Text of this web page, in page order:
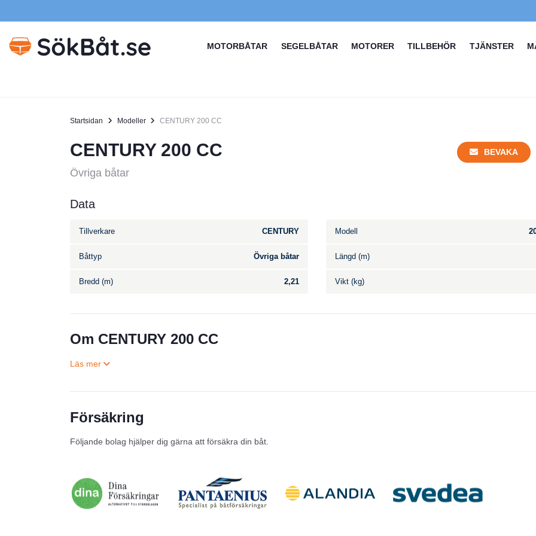
MOTORBÅTAR SEGELBÅTAR MOTORER TILLBEHÖR TJÄNSTER
Startsidan Modeller CENTURY 200 CC
CENTURY 200 CC
Övriga båtar
BEVAKA
Data
Tillverkare CENTURY Modell
Båttyp Övriga båtar Längd (m)
Bredd (m) 2,21 Vikt (kg)
Om CENTURY 200 CC
Försäkring
Följande bolag hjälper dig gärna att försäkra din båt.